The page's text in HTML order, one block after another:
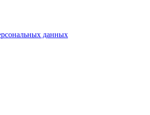
данных